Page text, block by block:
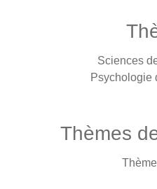
Sciences
Psychologie
Thèmes